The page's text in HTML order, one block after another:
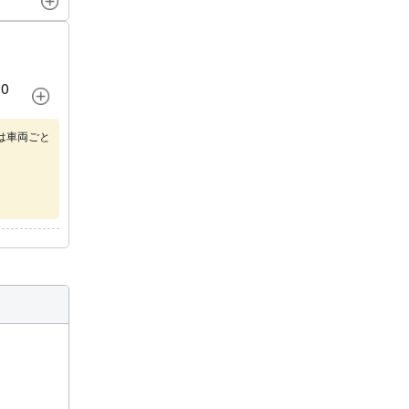
0
車両ごと